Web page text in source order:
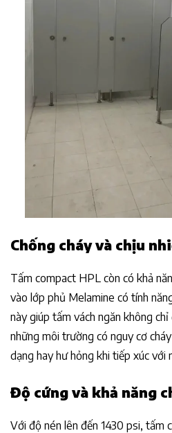
Chống cháy và chịu
Tấm compact HPL còn có khả
vào lớp phủ Melamine có tính
này giúp tấm vách ngăn không
những môi trường có nguy cơ
dạng hay hư hỏng khi tiếp xúc với
Độ cứng và khả năng
Với độ nén lên đến 1430 psi, tấm